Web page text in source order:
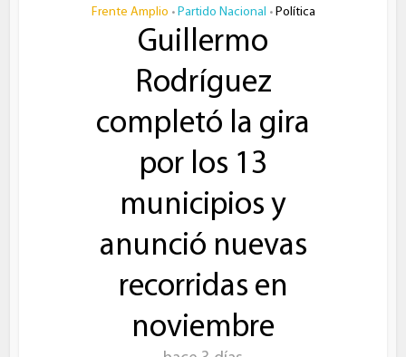
Frente Amplio • Partido Nacional • Política
Guillermo
Rodríguez
completó la gira
por los 13
municipios y
anunció nuevas
recorridas en
noviembre